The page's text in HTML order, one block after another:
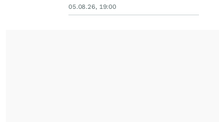
05.08.26, 19:00